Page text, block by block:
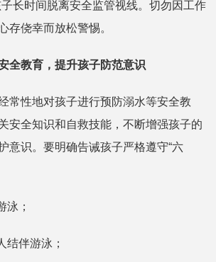
长时间脱离安全监管视线。切勿因工作
存侥幸而放松警惕。
教育，提升孩子防范意识
性地对孩子进行预防溺水等安全教
安全知识和自救技能，不断增强孩子的
意识。要明确告诫孩子严格遵守“六
；
伴游泳；